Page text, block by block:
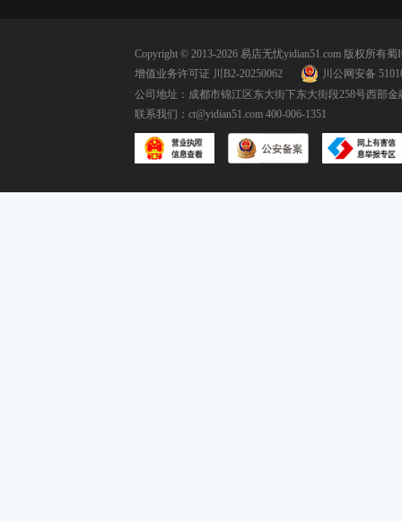
Copyright © 2013-2026 易店无忧yidian51.com 版权所有蜀
增值业务许可证 川B2-20250062
川公网安备
公司地址：成都市锦江区东大街下东大街段258号西部金
联系我们： ct@yidian51.com 400-006-1351